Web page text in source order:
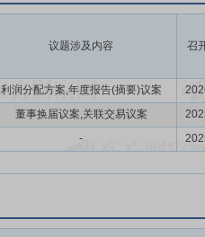
议题涉及内容 召
利润分配方案,年度报告(摘要)议案
董事换届议案,关联交易议案
-